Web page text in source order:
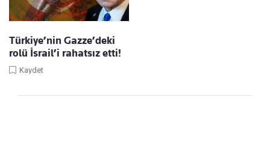
Türkiye’nin Gazze’deki
rolü İsrail’i rahatsız etti!
Kaydet